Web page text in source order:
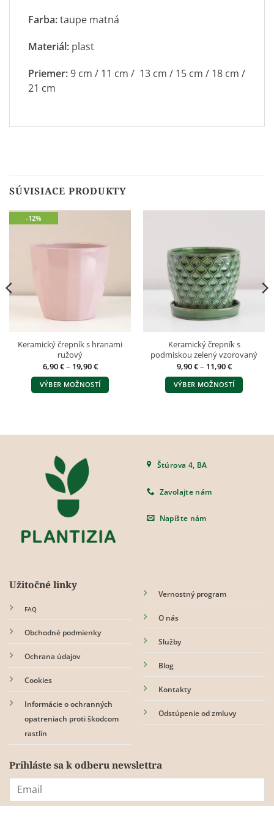
Farba:taupe matná
Materiál: plast
Priemer:9 cm / 11 cm / 13 cm / 15 cm / 18 cm /
21 cm
SÚVISIACE PRODUKTY
-12%
Keramický črepník s hranami
ružový
6,90€– 19,90€Price
6,90 €
through
VÝBER MOŽNOSTÍ
viacero
Možnosti
si
môžete
vybrať
na
stránke
produktu.
Keramický črepník s
podmiskou zelený vzorovaný
9,90€– 11,90€Price
9,90 €
through
VÝBER MOŽNOSTÍ
viacero
Možnosti
môžete
Štúrova 4, BA
Zavolajte nám
Napíšte nám
Užitočné linky
FAQ
Obchodné podmienky
Ochrana údajov
Cookies
Informácie o ochranných
opatreniach proti škodcom
rastlín
Vernostný program
O nás
Služby
Blog
Kontakty
Odstúpenie od zmluvy
Prihláste sa k odberu newslettra